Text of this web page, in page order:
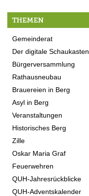
THEMEN
Gemeinderat
Der digitale Schaukasten
Bürgerversammlung
Rathausneubau
Brauereien in Berg
Asyl in Berg
Veranstaltungen
Historisches Berg
Zille
Oskar Maria Graf
Feuerwehren
QUH-Jahresrückblicke
QUH-Adventskalender